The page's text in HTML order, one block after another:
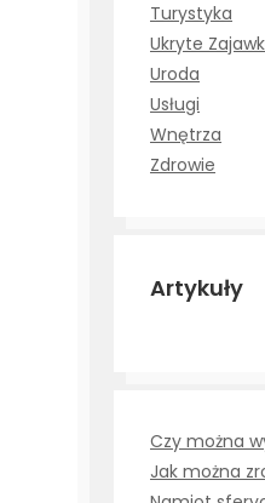
Turystyka
Ukryte
Uroda
Usługi
Wnętrza
Zdrowie
Artykuły
Czy można
Jak można